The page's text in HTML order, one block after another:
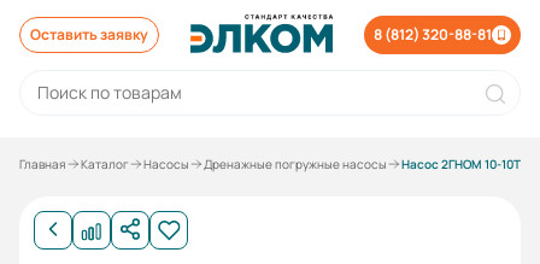
Оставить заявку 8 (812) 320-88-81
Главная Каталог Насосы Дренажные погружные насосы Насос 2ГНОМ 10-10Т